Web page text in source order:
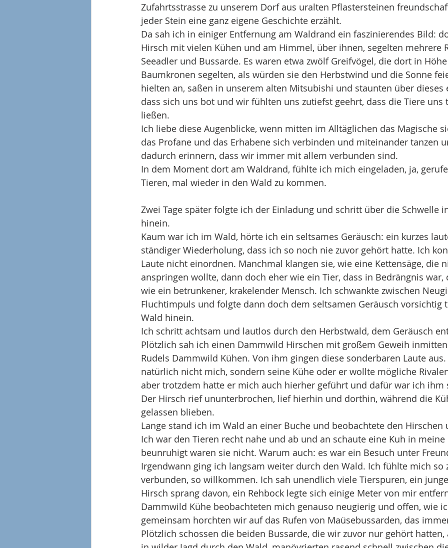
Zufahrtsstrasse zu unserem Dorf aus uralten Pflastersteinen
jeder Stein eine ganz eigene Geschichte erzählt.
Da sah ich in einiger Entfernung am Waldrand ein faszinierendes Bild:
Hirsch mit vielen Kühen und am Himmel, über ihnen, segelten mehrere
Seeadler und Bussarde. Es waren etwa zwölf Greifvögel, die dort in
Baumkronen segelten, als würden sie den Herbstwind und die Sonne
hielten an, saßen in unserem alten Mitsubishi und staunten über dieses
dass sich uns bot und wir fühlten uns zutiefst geehrt, dass die Tiere uns
ließen.
Ich liebe diese Augenblicke, wenn mitten im Alltäglichen das Magische
das Profane und das Erhabene sich verbinden und miteinander tanzen
dadurch erinnern, dass wir immer mit allem verbunden sind.
In dem Moment dort am Waldrand, fühlte ich mich eingeladen, ja,
Tieren, mal wieder in den Wald zu kommen.
Zwei Tage später folgte ich der Einladung und schritt über die Schwelle
hinein.
Kaum war ich im Wald, hörte ich ein seltsames Geräusch: ein kurzes
ständiger Wiederholung, dass ich so noch nie zuvor gehört hatte. Ich
Laute nicht einordnen. Manchmal klangen sie, wie eine Kettensäge, die
anspringen wollte, dann doch eher wie ein Tier, dass in Bedrängnis war,
wie ein betrunkener, krakelender Mensch. Ich schwankte zwischen
Fluchtimpuls und folgte dann doch dem seltsamen Geräusch vorsichtig
Wald hinein.
Ich schritt achtsam und lautlos durch den Herbstwald, dem Geräusch
Plötzlich sah ich einen Dammwild Hirschen mit großem Geweih
Rudels Dammwild Kühen. Von ihm gingen diese sonderbaren Laute
natürlich nicht mich, sondern seine Kühe oder er wollte mögliche
aber trotzdem hatte er mich auch hierher geführt und dafür war ich ihm
Der Hirsch rief ununterbrochen, lief hierhin und dorthin, während die
gelassen blieben.
Lange stand ich im Wald an einer Buche und beobachtete den Hirschen
Ich war den Tieren recht nahe und ab und an schaute eine Kuh in meine
beunruhigt waren sie nicht. Warum auch: es war ein Besuch unter
Irgendwann ging ich langsam weiter durch den Wald. Ich fühlte mich so
verbunden, so willkommen. Ich sah unendlich viele Tierspuren, ein
Hirsch sprang davon, ein Rehbock legte sich einige Meter von mir
Dammwild Kühe beobachteten mich genauso neugierig und offen, wie
gemeinsam horchten wir auf das Rufen von Maüsebussarden, das
Plötzlich schossen die beiden Bussarde, die wir zuvor nur gehört hatten,